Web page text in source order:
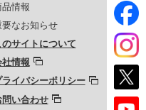
品情報
要なお知らせ
のサイトについて
社情報
ライバシーポリシー
問い合わせ